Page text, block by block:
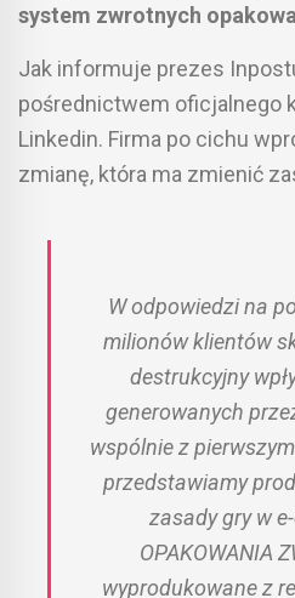
system zwrotnych
Jak informuje prezes
pośrednictwem oficjalnego
Linkedin. Firma po cichu
zmianę, która ma zmienić
W odpowiedzi na
milionów klientów
destrukcyjny
generowanych
wspólnie z
przedstawiamy
zasady gry w
OPAKOWANIA
wyprodukowane z